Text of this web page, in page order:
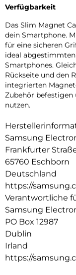
Verfügbarkeit
Das Slim Magnet
dein Smartphone.
für eine sicheren
ideal
Smartphones.
Rückseite und den
integrierten
Zubehör befestigen
nutzen.
Samsung
Frankfurter
65760 Eschborn
Deutschland
https://
Verantwortliche
Samsung
PO Box 12987
Dublin
Irland
https://